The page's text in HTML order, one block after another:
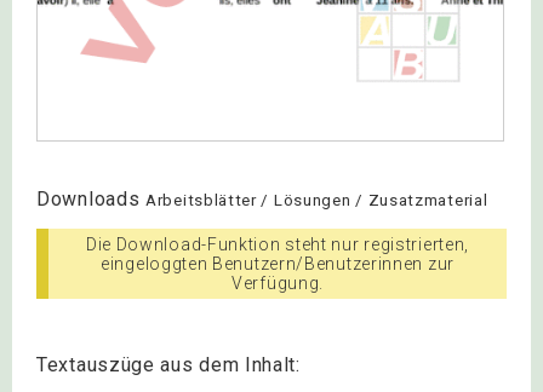
Downloads Arbeitsblätter / Lösungen / Zusatzmaterial
Die Download-Funktion steht nur registrierten,
eingeloggten Benutzern/Benutzerinnen zur
Verfügung.
Textauszüge aus dem Inhalt: